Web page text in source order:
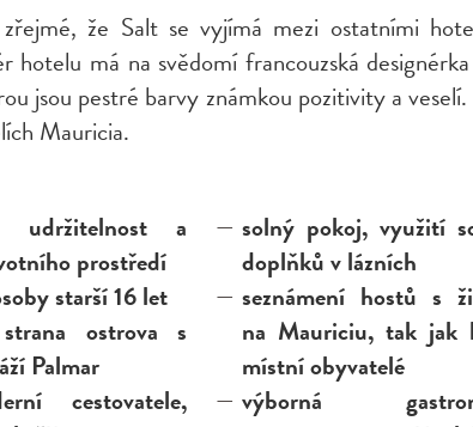
že Salt se vyjímá mezi ostatními
hotelu má na svědomí francouzská
jsou pestré barvy známkou pozitivity a veselí.
Mauricia.
udržitelnost a
prostředí
starší 16 let
ostrova s
Palmar
cestovatele,
solný pokoj, využití
doplňků v lázních
seznámení hostů s
na Mauriciu, tak jak
místní obyvatelé
výborná